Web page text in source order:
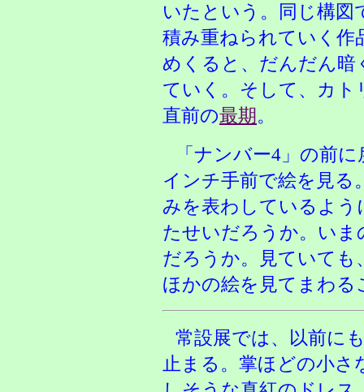
いたという。同じ構図
積み重ねられていく作
めくると、だんだん
ていく。そして、カト
直前の最期。
「ナンバー4」の前
インチ手前で絵を見る
みを表わしているよ
たせいだろうか。い
だろうか。見ていても
ほかの絵を見てまわる
常設展では、以前に
止まる。掌ほどの小